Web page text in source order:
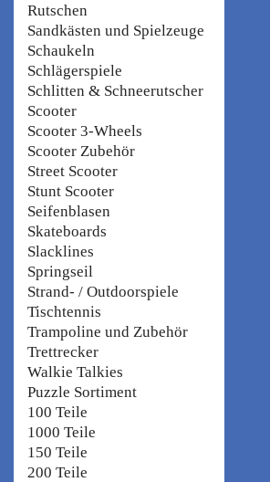
Rutschen
Sandkästen und Spielzeuge
Schaukeln
Schlägerspiele
Schlitten & Schneerutscher
Scooter
Scooter 3-Wheels
Scooter Zubehör
Street Scooter
Stunt Scooter
Seifenblasen
Skateboards
Slacklines
Springseil
Strand- / Outdoorspiele
Tischtennis
Trampoline und Zubehör
Trettrecker
Walkie Talkies
Puzzle Sortiment
100 Teile
1000 Teile
150 Teile
200 Teile